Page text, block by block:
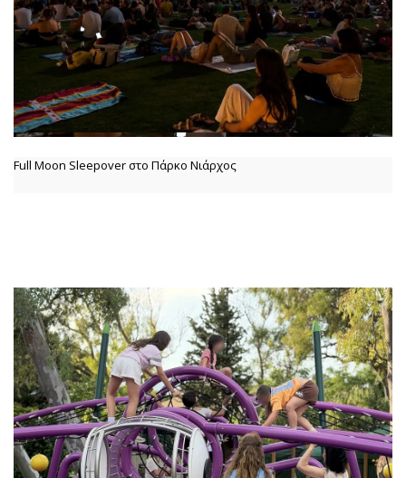
Full Moon Sleepover στο Πάρκο Νιάρχος